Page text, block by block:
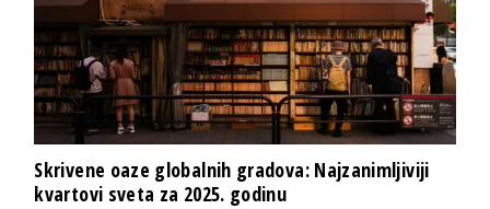
Skrivene oaze globalnih gradova: Najzanimljiviji
kvartovi sveta za 2025. godinu